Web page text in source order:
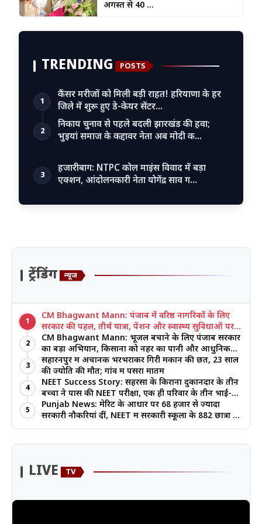
अगस्त से 40 ...
TRENDING POSTS
1
कैंसर मरीजों को मिली बड़ी राहत! हरियाणा के हर
जिले में शुरू हुए डे-केयर सेंटर…
2
निकाय चुनाव से पहले बदली झारखंड की हवा;
भुइयां समाज के कद्दावर नेता अब मोदी क…
3
हजारीबाग: NTPC कोल माइंस विवाद में बड़ा
एक्शन, आंदोलनकारी नेता योगेंद्र साव ग…
ट्रेंडिंग न्यूज
1
CM Bhagwant Mann: पंजाब में वरिष्ठ नागरिकों के लिए
सरकार की पहल, तीर्थ यात्रा, पेंशन और स्वास्थ्य सुविधाओं पर
जोर
2
CM Bhagwant Mann: भूजल बचाने के लिए पंजाब सरकार
का बड़ा अभियान, किसानों को नहर का पानी और आधुनिक
खेती का मिल रहा लाभ
3
सहारनपुर में अचानक भरभराकर गिरी मकान की छत, 23 साल
की ज्योति की मौत; गांव में पसरा मातम
4
NEET Success Story: सहरसा के किराना दुकानदार के तीन
बच्चों ने पास की NEET परीक्षा, एक ही परिवार के तीन भाई-
बहनों ने रचा इतिहास
5
Punjab News: मेरिट के आधार पर 68 हजार से ज्यादा
सरकारी नौकरियां दीं, NEET में सरकारी स्कूलों के 882 छात्रों की
सफलता पर बोले CM मान
LIVE TV